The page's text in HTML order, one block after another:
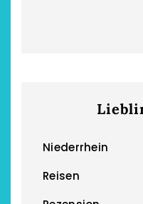
Niederrhein
Reisen